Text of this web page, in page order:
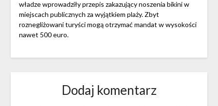
władze wprowadziły przepis zakazujący noszenia bikini w
miejscach publicznych za wyjątkiem plaży. Zbyt
roznegliżowani turyści mogą otrzymać mandat w wysokości
nawet 500 euro.
Dodaj komentarz